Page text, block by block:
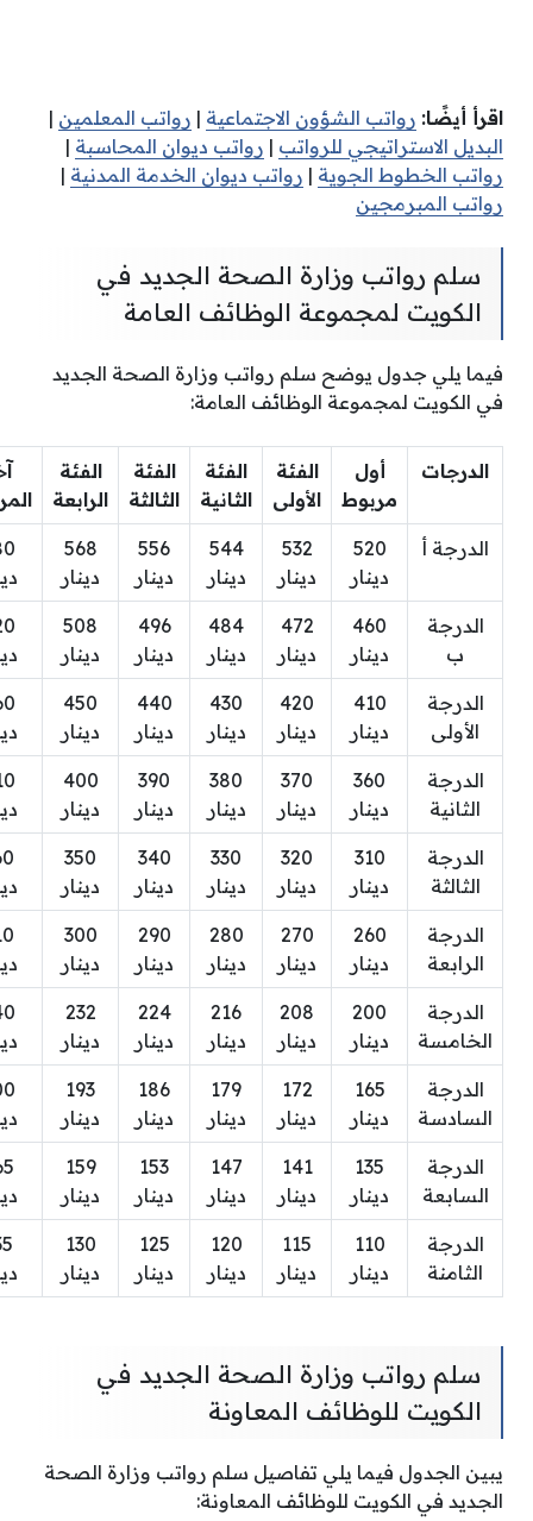
اقرأ أيضًا: رواتب الشؤون الاجتماعية | رواتب المعلمين |
البديل الاستراتيجي للرواتب | رواتب ديوان المحاسبة |
رواتب الخطوط الجوية | رواتب ديوان الخدمة المدنية |
رواتب المبرمجين
سلم رواتب وزارة الصحة الجديد في
الكويت لمجموعة الوظائف العامة
فيما يلي جدول يوضح سلم رواتب وزارة الصحة الجديد
في الكويت لمجموعة الوظائف العامة:
الدرجات
أول
مربوط
الفئة
الأولى
الفئة
الثانية
الفئة
الثالثة
الفئة
الرابعة
الدرجة أ
520
دينار
532
دينار
544
دينار
556
دينار
568
دينار
الدرجة
ب
460
دينار
472
دينار
484
دينار
496
دينار
508
دينار
الدرجة
الأولى
410
دينار
420
دينار
430
دينار
440
دينار
450
دينار
الدرجة
الثانية
360
دينار
370
دينار
380
دينار
390
دينار
400
دينار
الدرجة
الثالثة
310
دينار
320
دينار
330
دينار
340
دينار
350
دينار
الدرجة
الرابعة
260
دينار
270
دينار
280
دينار
290
دينار
300
دينار
الدرجة
الخامسة
200
دينار
208
دينار
216
دينار
224
دينار
232
دينار
الدرجة
السادسة
165
دينار
172
دينار
179
دينار
186
دينار
193
دينار
الدرجة
السابعة
135
دينار
141
دينار
147
دينار
153
دينار
159
دينار
الدرجة
الثامنة
110
دينار
115
دينار
120
دينار
125
دينار
130
دينار
سلم رواتب وزارة الصحة الجديد في
الكويت للوظائف المعاونة
يبين الجدول فيما يلي تفاصيل سلم رواتب وزارة الصحة
الجديد في الكويت للوظائف المعاونة: